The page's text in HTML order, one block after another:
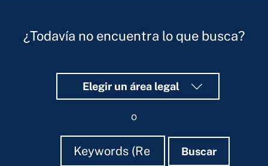
¿Todavía no encuentra lo que busca?
Elegir un área legal
o
Buscar
Buscar Buscar